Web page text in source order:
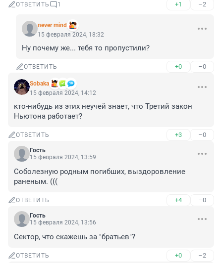
ОТВЕТИТЬ 1 +1 –2
never mind
15 февраля 2024, 18:32
Ну почему же... тебя то пропустили?
ОТВЕТИТЬ +0 –0
Sobaka
15 февраля 2024, 14:12
кто-нибудь из этих неучей знает, что Третий закон
Ньютона работает?
ОТВЕТИТЬ +3 –0
Гость
15 февраля 2024, 13:59
Соболезную родным погибших, выздоровление
раненым. (((
ОТВЕТИТЬ +4 –0
Гость
15 февраля 2024, 13:56
Сектор, что скажешь за "братьев"?
ОТВЕТИТЬ +0 –2